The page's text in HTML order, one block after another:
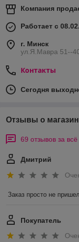
Компания
Работает с
г. Минск
ул.Я.Мавра 51--
Контакты
Сегодня
Отзывы о
69 отзывов за
Дмитрий
Заказ просто не
Покупатель